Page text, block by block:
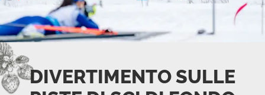
DIVERTIMENTO SULLE